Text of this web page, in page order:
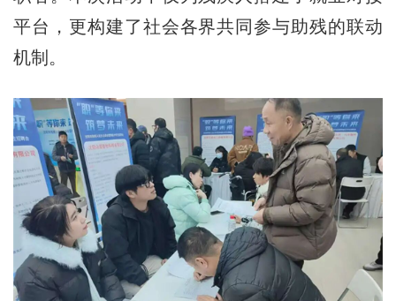
平台，更构建了社会各界共同参与助残的联动
机制。